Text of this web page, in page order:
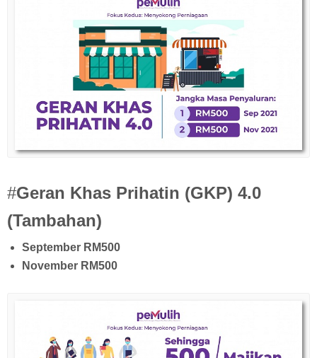
#Geran Khas Prihatin (GKP) 4.0
(Tambahan)
September RM500
November RM500